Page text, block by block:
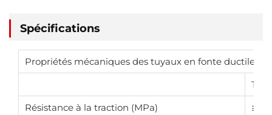
Spécifications
Propriétés mécaniques des tuyaux en fonte ductile :
Résistance à la traction (MPa)